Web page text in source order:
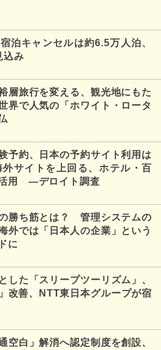
泊キャンセルは約6.5万人泊、
込み
層旅行を変える、観光地にもた
界で人気の「ホワイト・ロータ
予約、日本の予約サイト利用は
サイトを上回る、ホテル・百
用 ―デロイト調査
勝ち筋とは？ 管理システムの
外では「日本人の企業」という
に
した「スリープツーリズム」、
改善、NTT東日本グループが宿
空白」解消へ認定制度を創設、